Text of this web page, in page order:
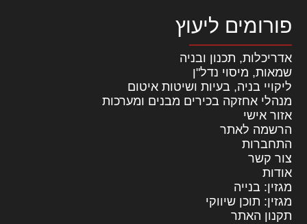
פורומים ליעוץ
אדריכלות, תכנון ובניה
שמאות, מיסוי נדל"ן
ליקויי בניה, בעיות ושיטות איטום
מנהלי אחזקה בכירים מבנים ומערכות
אזור אישי
הרשמה לאתר
התחברות
צור קשר
אודות
מגזין: בנייה
מגזין: תוכן שיווקי
תקנון האתר